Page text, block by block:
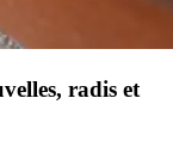
radis et